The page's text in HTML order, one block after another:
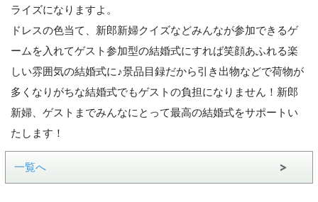
ライズになりますよ。
ドレスの色当て、新郎新婦クイズなどみんなが参加できるゲ
ームを入れてゲスト参加型の結婚式にすれば笑顔あふれる楽
しい雰囲気の結婚式に♪景品目録だから引き出物などで荷物が
多くなりがちな結婚式でもゲストの負担になりません！新郎
新婦、ゲストまでみんなにとって最高の結婚式をサポートい
たします！
一覧へ